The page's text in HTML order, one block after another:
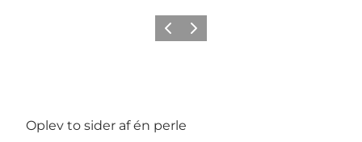
ForrigeNæste
Oplev to sider af én perle